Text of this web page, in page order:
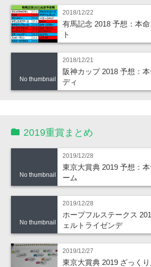
2018/12/22
有馬記念 2018 予想：本
ト
No thumbnail
2018/12/21
阪神カップ 2018 予想：
ディ
2019重賞まとめ
No thumbnail
2019/12/28
東京大賞典 2019 予想：
ーム
No thumbnail
2019/12/28
ホープフルステークス
ェルトライゼンデ
2019/12/27
東京大賞典 2019 ざっくり